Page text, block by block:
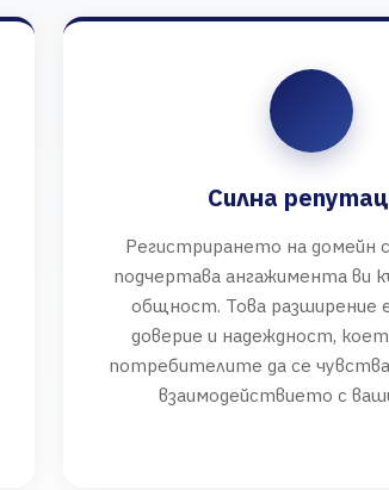
Силна
Регистрирането на домейн
подчертава ангажимента ви
общност. Това разширение
доверие и надеждност,
потребителите да се
взаимодействието с